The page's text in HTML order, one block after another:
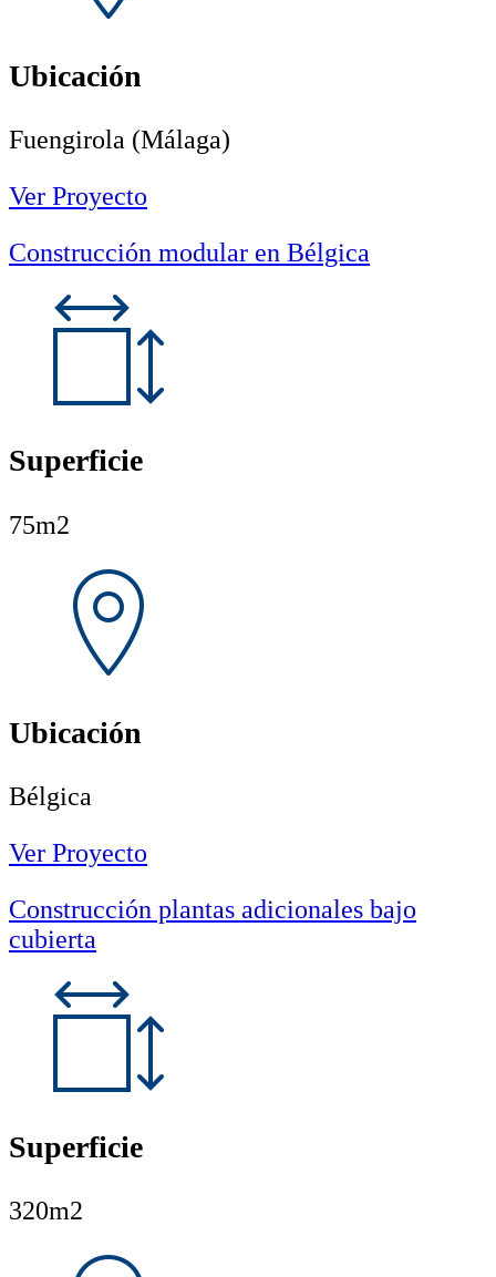
Ubicación
Fuengirola (Málaga)
Ver Proyecto
Construcción modular en Bélgica
Superficie
75m2
Ubicación
Bélgica
Ver Proyecto
Construcción plantas adicionales bajo
cubierta
Superficie
320m2